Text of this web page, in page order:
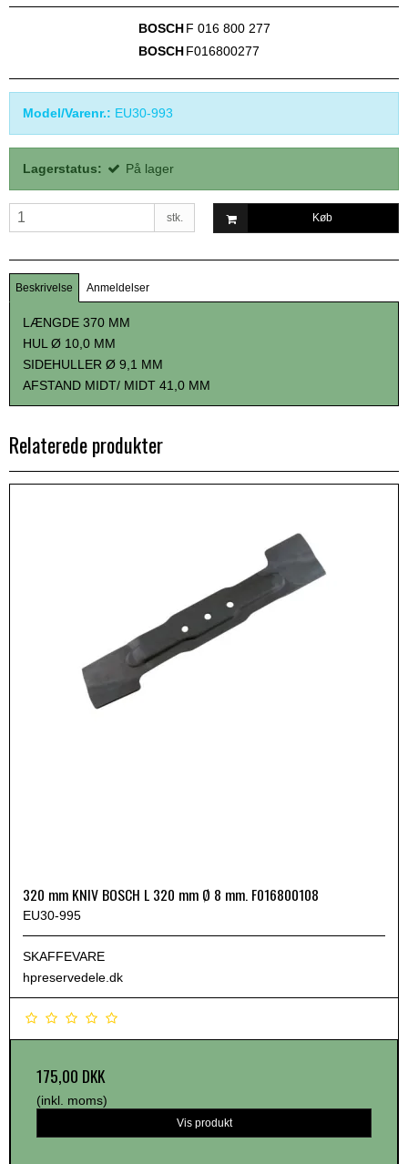
BOSCH F 016 800 277
BOSCH F016800277
Model/Varenr.: EU30-993
Lagerstatus: På lager
stk. Køb
Beskrivelse Anmeldelser
LÆNGDE 370 MM
HUL Ø 10,0 MM
SIDEHULLER Ø 9,1 MM
AFSTAND MIDT/ MIDT 41,0 MM
Relaterede produkter
320 mm KNIV BOSCH L 320 mm Ø 8 mm. F016800108
EU30-995
SKAFFEVARE
hpreservedele.dk
175,00 DKK
(inkl. moms)
Vis produkt